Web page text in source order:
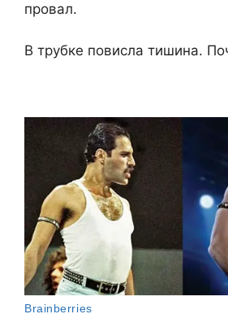
провал.
В трубке повисла тишина.